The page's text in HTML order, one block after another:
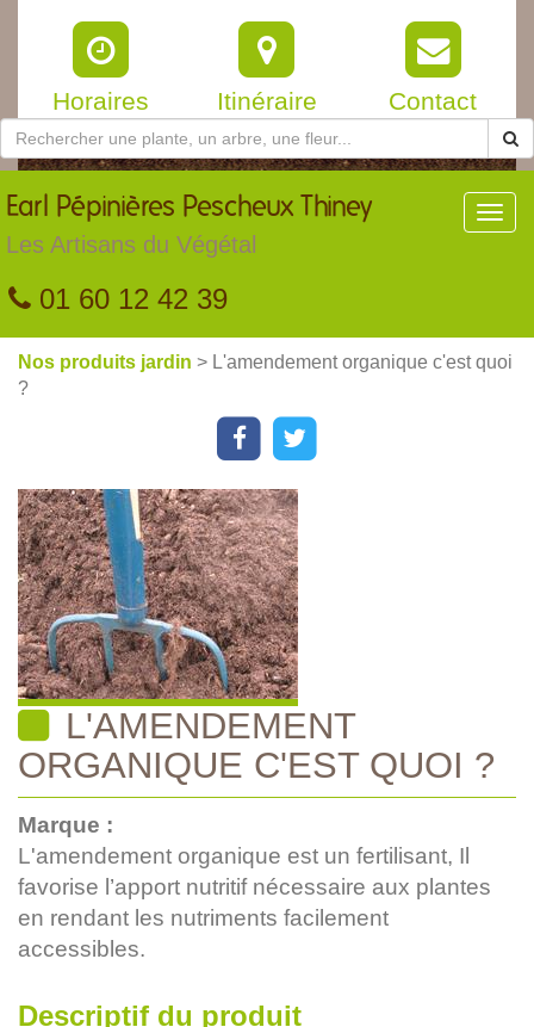
Horaires Itinéraire Contact
Earl Pépinières Pescheux Thiney
Les Artisans du Végétal
01 60 12 42 39
Nos produits jardin > L'amendement organique c'est quoi
?
L'AMENDEMENT
ORGANIQUE C'EST QUOI ?
Marque :
L'amendement organique est un fertilisant, Il
favorise l’apport nutritif nécessaire aux plantes
en rendant les nutriments facilement
accessibles.
Descriptif du produit